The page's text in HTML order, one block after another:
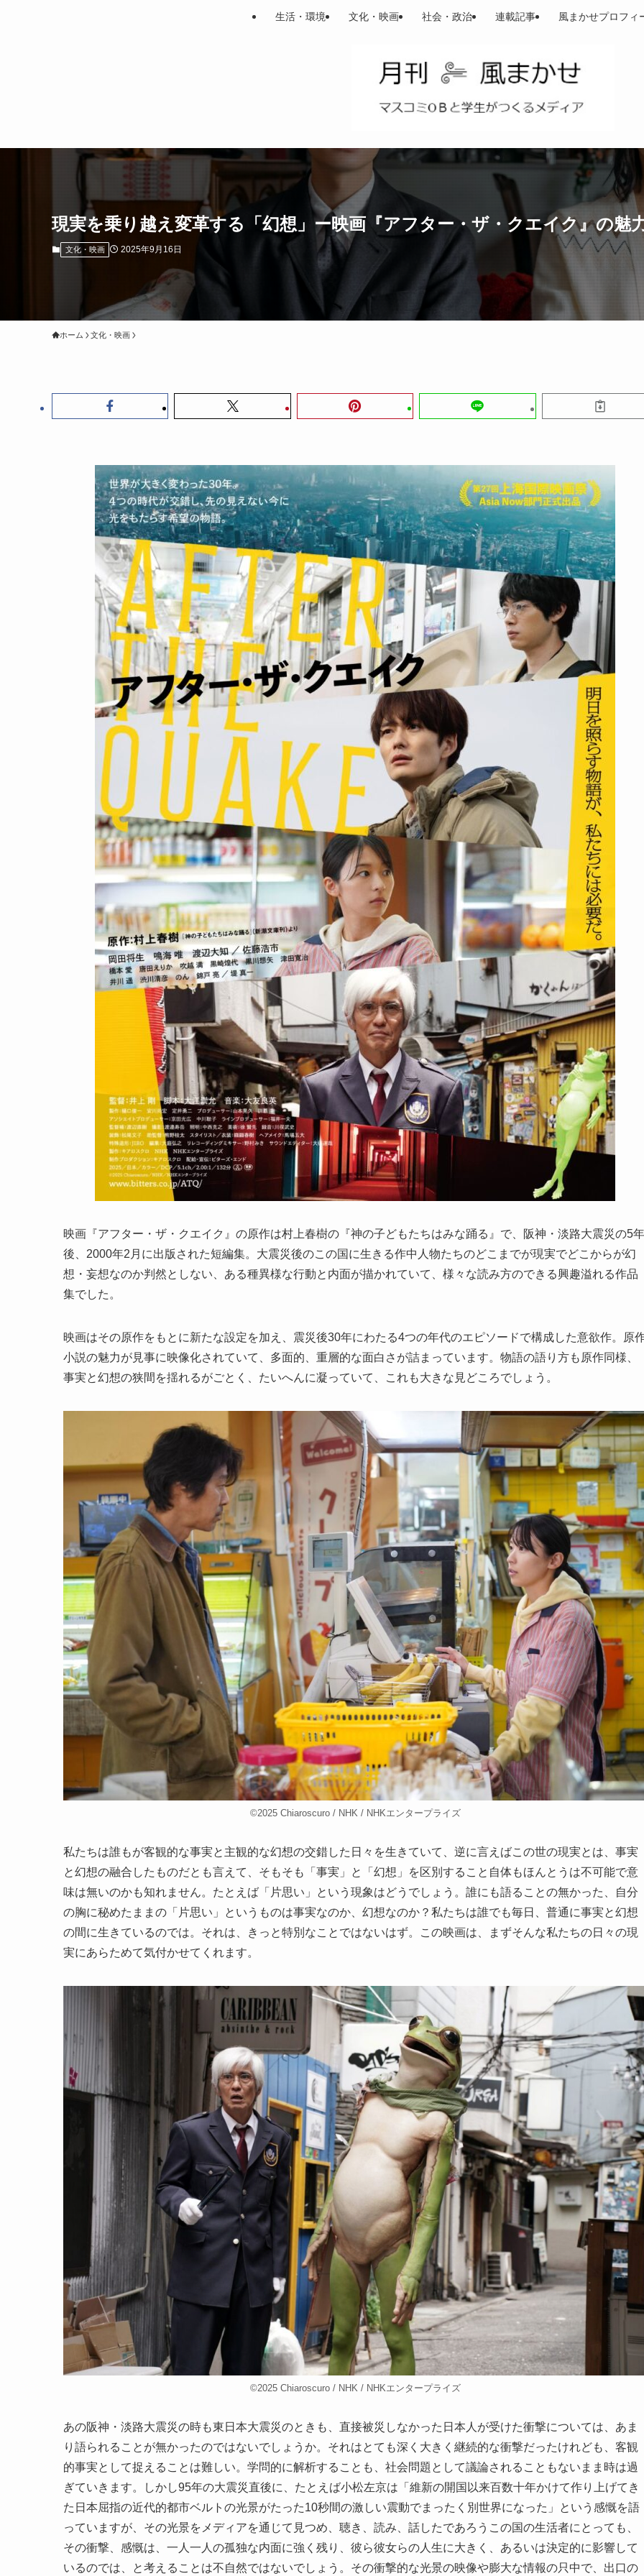
生活・環境 文化・映画 社会・政治 連載記事 風まかせプロフィ
現実を乗り越え変革する「幻想」ー映画『アフター・ザ・クエイク』の
文化・映画 2025年9月16日
ホーム 文化・映画
映画『アフター・ザ・クエイク』の原作は村上春樹の『神の子どもたちはみな踊る』で、阪神・淡路大震災の5年
後、2000年2月に出版された短編集。大震災後のこの国に生きる作中人物たちのどこまでが現実でどこからが幻
想・妄想なのか判然としない、ある種異様な行動と内面が描かれていて、様々な読み方のできる興趣溢れる作品
集でした。
映画はその原作をもとに新たな設定を加え、震災後30年にわたる4つの年代のエピソードで構成した意欲作。原
小説の魅力が見事に映像化されていて、多面的、重層的な面白さが詰まっています。物語の語り方も原作同様、
事実と幻想の狭間を揺れるがごとく、たいへんに凝っていて、これも大きな見どころでしょう。
©2025 Chiaroscuro / NHK / NHKエンタープライズ
私たちは誰もが客観的な事実と主観的な幻想の交錯した日々を生きていて、逆に言えばこの世の現実とは、事実
と幻想の融合したものだとも言えて、そもそも「事実」と「幻想」を区別すること自体もほんとうは不可能で意
味は無いのかも知れません。たとえば「片思い」という現象はどうでしょう。誰にも語ることの無かった、自分
の胸に秘めたままの「片思い」というものは事実なのか、幻想なのか？私たちは誰でも毎日、普通に事実と幻想
の間に生きているのでは。それは、きっと特別なことではないはず。この映画は、まずそんな私たちの日々の現
実にあらためて気付かせてくれます。
©2025 Chiaroscuro / NHK / NHKエンタープライズ
あの阪神・淡路大震災の時も東日本大震災のときも、直接被災しなかった日本人が受けた衝撃については、あま
り語られることが無かったのではないでしょうか。それはとても深く大きく継続的な衝撃だったけれども、客観
的事実として捉えることは難しい。学問的に解析することも、社会問題として議論されることもないまま時は過
ぎていきます。しかし95年の大震災直後に、たとえば小松左京は「維新の開国以来百数十年かけて作り上げてき
た日本屈指の近代的都市ベルトの光景がたった10秒間の激しい震動でまったく別世界になった」という感慨を語
っていますが、その光景をメディアを通じて見つめ、聴き、読み、話したであろうこの国の生活者にとっても、
その衝撃、感慨は、一人一人の孤独な内面に強く残り、彼ら彼女らの人生に大きく、あるいは決定的に影響して
いるのでは、と考えることは不自然ではないでしょう。その衝撃的な光景の映像や膨大な情報の只中で、出口の